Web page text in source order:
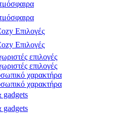
Επιλογές
Επιλογές
επιλογές
επιλογές
χαρακτήρα
χαρακτήρα
gadgets
gadgets